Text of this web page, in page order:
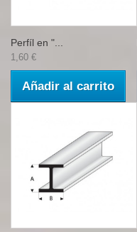
Perfíl en "...
1,60 €
Añadir al carrito